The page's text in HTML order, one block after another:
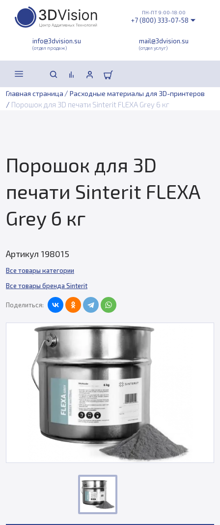
info@3dvision.su
(отдел продаж)
mail@3dvision.su
(отдел услуг)
ПН-ПТ 9:00-18:00
+7 (800) 333-07-58
Главная страница / Расходные материалы для 3D-принтеров
/ Порошок для 3D печати Sinterit FLEXA Grey 6 кг
Порошок для 3D
печати Sinterit FLEXA
Grey 6 кг
Артикул 198015
Все товары категории
Все товары бренда Sinterit
Поделиться: